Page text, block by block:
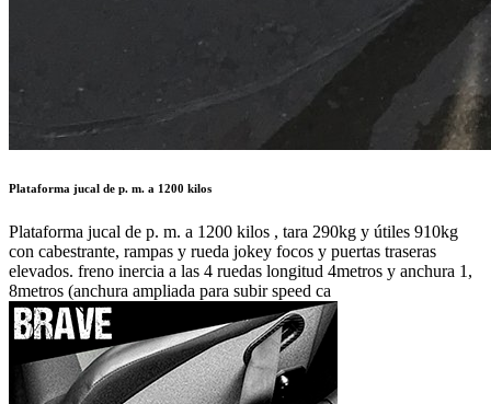
Autor:
JRRC
Publicado en:
Asistencia y transporte /Venta de Remolques
Publicado el:
27-Ene-2018 12:13